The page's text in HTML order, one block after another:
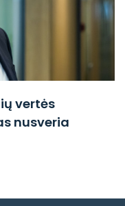
vertės
nusveria